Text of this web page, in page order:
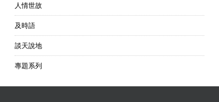
人情世故
及時語
談天說地
專題系列